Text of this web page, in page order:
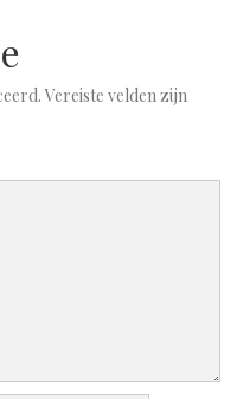
Vereiste velden zijn